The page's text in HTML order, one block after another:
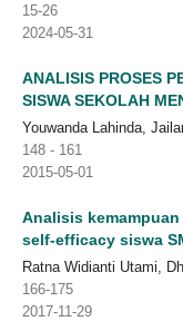
15-26
2024-05-31
ANALISIS PROSES
SISWA SEKOLAH
Youwanda Lahinda,
148 - 161
2015-05-01
Analisis
self-efficacy siswa
Ratna Widianti Utami,
166-175
2017-11-29